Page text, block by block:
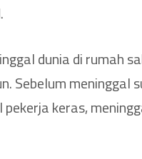
dunia di rumah
Sebelum meninggal
pekerja keras,